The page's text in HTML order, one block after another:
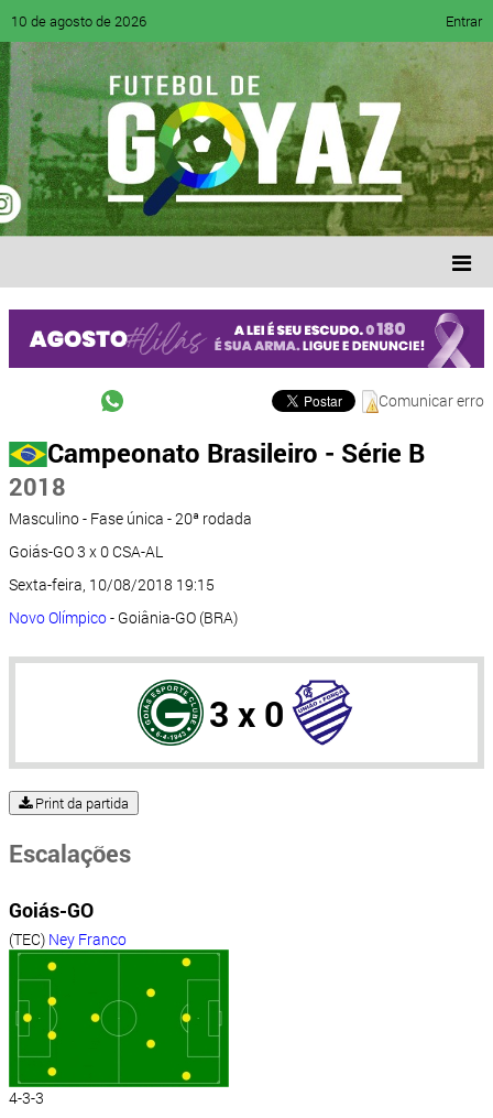
10 de agosto de 2026 Entrar
Comunicar erro
Campeonato Brasileiro - Série B
2018
Masculino - Fase única - 20ª rodada
Goiás-GO 3 x 0 CSA-AL
Sexta-feira, 10/08/2018 19:15
Novo Olímpico- Goiânia-GO (BRA)
3 x 0
Print da partida
Escalações
Goiás-GO
(TEC) Ney Franco
4-3-3